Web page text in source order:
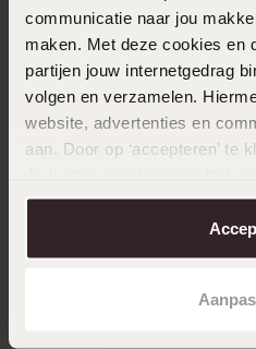
communicatie naar jou
maken. Met deze cookies en
partijen jouw internetgedrag
volgen en verzamelen.
website, advertenties en
aan. Door op ‘accepteren’ te
over in onscookiebeleid.
Ook leuk voor